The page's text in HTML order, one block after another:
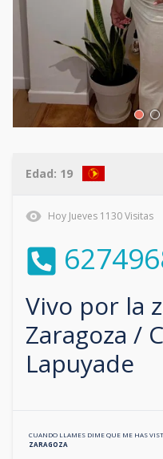
Edad: 19
Hoy Jueves 1130Visitas
Vivo por la
Zaragoza /
Lapuyade
CUANDO LLAMES DIME QUE ME HAS
ZARAGOZA